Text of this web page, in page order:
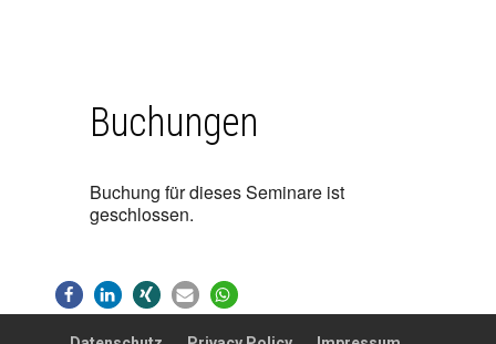
Buchungen
Buchung für dieses Seminare ist
geschlossen.